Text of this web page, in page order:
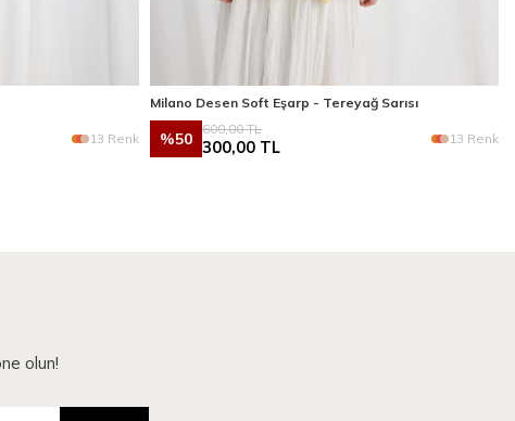
13 Renk
Milano Desen Soft Eşarp - Tereyağ Sarısı
%50
600,00TL
300,00 TL 13 Renk
olun!